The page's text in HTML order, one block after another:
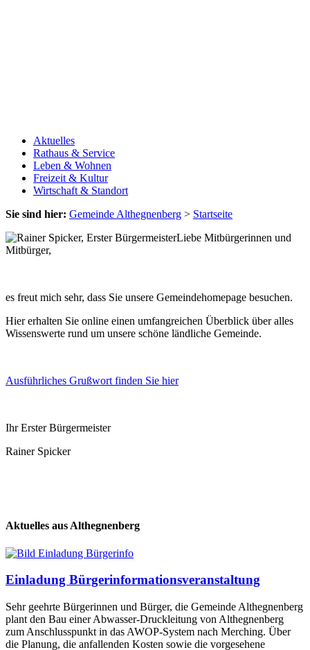
Aktuelles
Rathaus & Service
Leben & Wohnen
Freizeit & Kultur
Wirtschaft & Standort
Sie sind hier: Gemeinde Althegnenberg > Startseite
Liebe Mitbürgerinnen und
Mitbürger,
es freut mich sehr, dass Sie unsere Gemeindehomepage besuchen.
Hier erhalten Sie online einen umfangreichen Überblick über alles
Wissenswerte rund um unsere schöne ländliche Gemeinde.
Ausführliches Grußwort finden Sie hier
Ihr Erster Bürgermeister
Rainer Spicker
Aktuelles aus Althegnenberg
Einladung Bürgerinformationsveranstaltung
Sehr geehrte Bürgerinnen und Bürger, die Gemeinde Althegnenberg
plant den Bau einer Abwasser-Druckleitung von Althegnenberg
zum Anschlusspunkt in das AWOP-System nach Merching. Über
die Planung, die anfallenden Kosten sowie die vorgesehene